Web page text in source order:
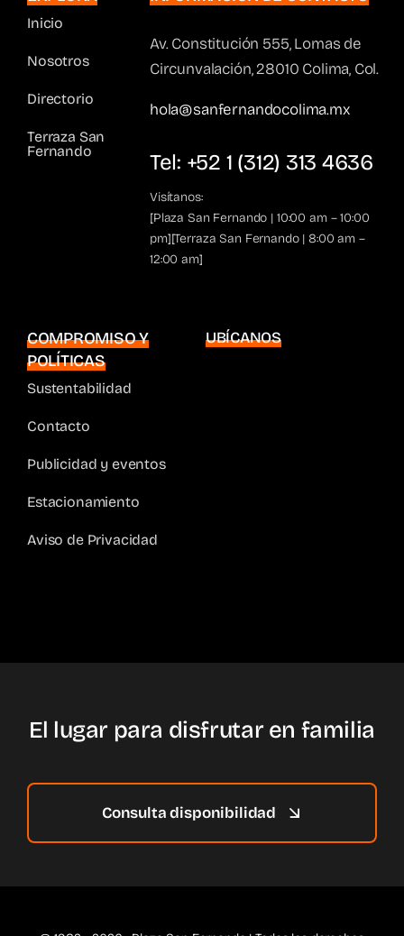
Av. Constitución 555, Lomas de
Circunvalación, 28010 Colima, Col.
hola@sanfernandocolima.mx
Tel: +52 1 (312) 313 4636
Visítanos:
[Plaza San Fernando | 10:00 am – 10:00
pm][Terraza San Fernando | 8:00 am –
12:00 am]
Inicio
Nosotros
Directorio
Terraza San
Fernando
COMPROMISO Y
POLÍTICAS
Sustentabilidad
Contacto
Publicidad y eventos
Estacionamiento
Aviso de Privacidad
UBÍCANOS
El lugar para disfrutar en familia
Consulta disponibilidad